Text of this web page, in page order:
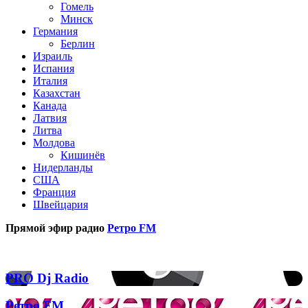
Гомель
Минск
Германия
Берлин
Израиль
Испания
Италия
Казахстан
Канада
Латвия
Литва
Молдова
Кишинёв
Нидерланды
США
Франция
Швейцария
Прямой эфир радио Ретро FM
PRO
Dj
Radio
PRO Dj Radio
Ретро